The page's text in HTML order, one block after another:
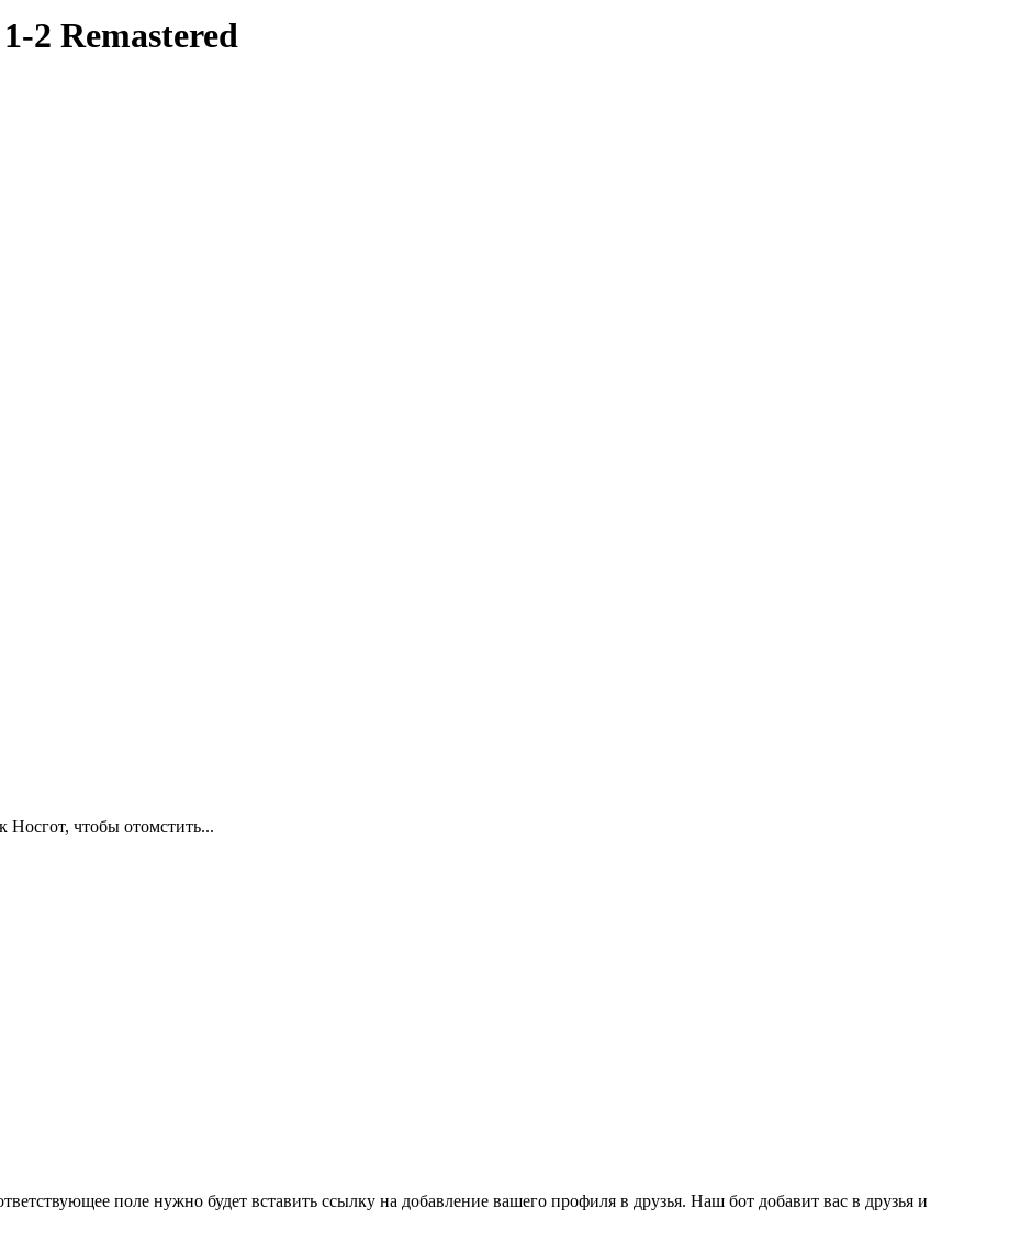
2 Remastered
Носгот, чтобы отомстить...
поле нужно будет вставить ссылку на добавление вашего профиля в друзья. Наш бот добавит вас в друзья и